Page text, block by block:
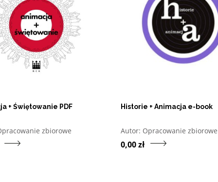
+ Świętowanie PDF
w nowym oknie listę pozycji, których autorem jest
zbiorowe
Przejdź do produktu Animacja + Świętowanie PDF
Historie + Animacja e-book
Autor: Otwórz w nowym
Opracowanie zbiorowe
0,00 zł